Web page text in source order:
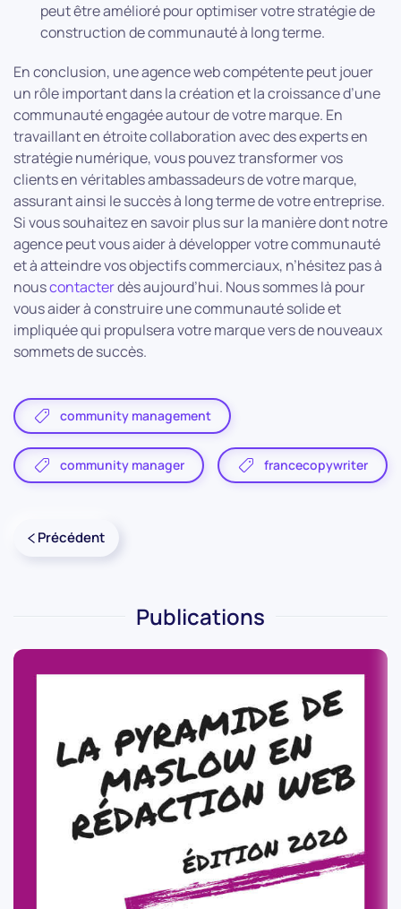
peut être amélioré pour optimiser votre stratégie de
construction de communauté à long terme.
En conclusion, une agence web compétente peut jouer
un rôle important dans la création et la croissance d’une
communauté engagée autour de votre marque. En
travaillant en étroite collaboration avec des experts en
stratégie numérique, vous pouvez transformer vos
clients en véritables ambassadeurs de votre marque,
assurant ainsi le succès à long terme de votre entreprise.
Si vous souhaitez en savoir plus sur la manière dont notre
agence peut vous aider à développer votre communauté
et à atteindre vos objectifs commerciaux, n’hésitez pas à
nouscontacterdès aujourd’hui. Nous sommes là pour
vous aider à construire une communauté solide et
impliquée qui propulsera votre marque vers de nouveaux
sommets de succès.
community management
community manager francecopywriter
Précédent
Publications